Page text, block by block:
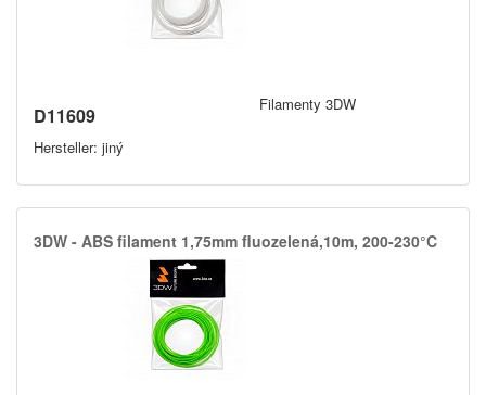
D11609
Hersteller: jiný
Filamenty 3DW
3DW -​ ABS filament 1,​75mm fluozelená,​10m,​ 200-230°C